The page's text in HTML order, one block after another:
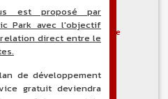
Death industriel
Death metal mélodique
Deathgrind
Deepstep
est proposé par
Park avec l'objectif
direct entre le
de développement
gratuit deviendra